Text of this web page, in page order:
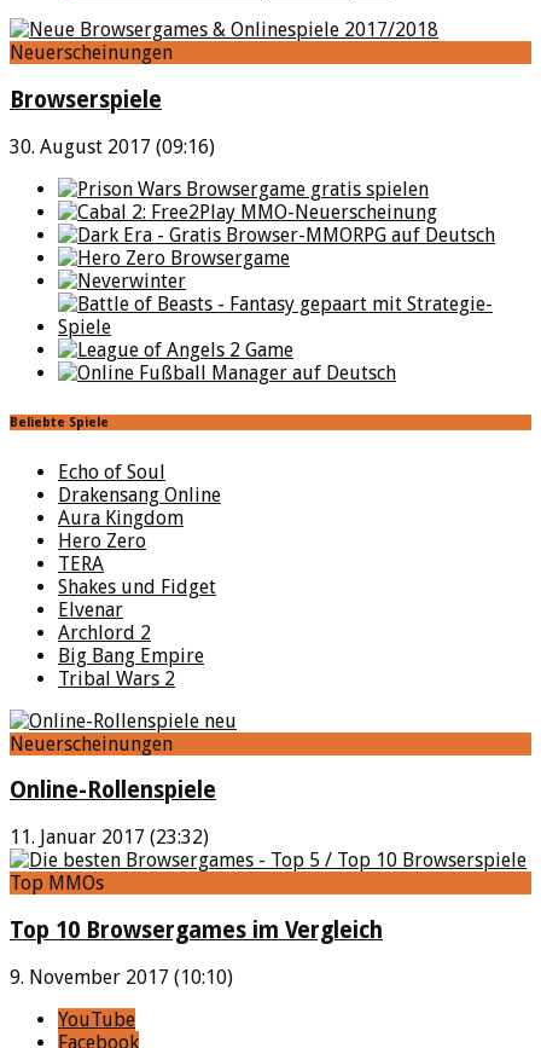
Neuerscheinungen
Browserspiele
30. August 2017 (09:16)
Beliebte Spiele
Echo of Soul
Drakensang Online
Aura Kingdom
Hero Zero
TERA
Shakes und Fidget
Elvenar
Archlord 2
Big Bang Empire
Tribal Wars 2
Neuerscheinungen
Online-Rollenspiele
11. Januar 2017 (23:32)
Top MMOs
Top 10 Browsergames im Vergleich
9. November 2017 (10:10)
YouTube
Facebook